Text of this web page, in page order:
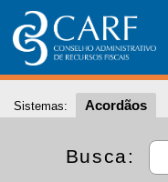
Sistemas: Acordãos
Busca: